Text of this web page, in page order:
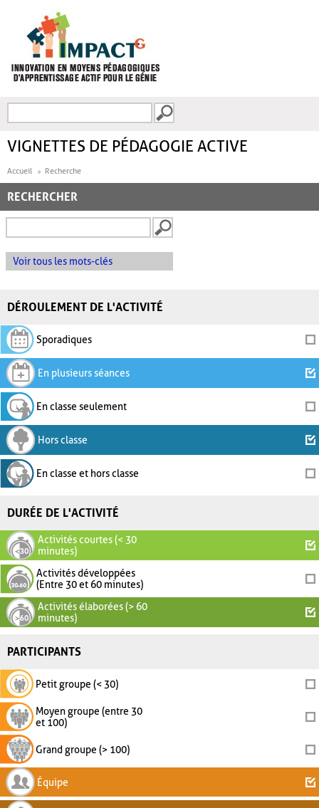
FORMULAIRE DE
VIGNETTES DE PÉDAGOGIE ACTIVE
Accueil Recherche
RECHERCHER
Voir tous les mots-clés
DÉROULEMENT DE L'ACTIVITÉ
Sporadiques
En plusieurs séances
En classe seulement
Hors classe
En classe et hors classe
DURÉE DE L'ACTIVITÉ
Activités courtes (< 30
minutes)
Activités développées
(Entre 30 et 60 minutes)
Activités élaborées (> 60
minutes)
PARTICIPANTS
Petit groupe (< 30)
Moyen groupe (entre 30
et 100)
Grand groupe (> 100)
Équipe